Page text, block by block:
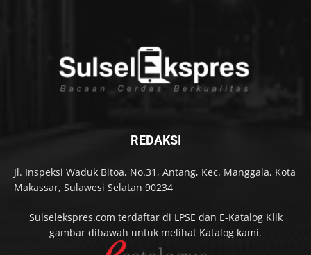
REDAKSI
Jl. Inspeksi Waduk Bitoa, No.31, Antang, Kec. Manggala, Kota
Makassar, Sulawesi Selatan 90234
Sulselekspres.com terdaftar di LPSE dan E-Katalog Klik
gambar dibawah untuk melihat Katalog kami.